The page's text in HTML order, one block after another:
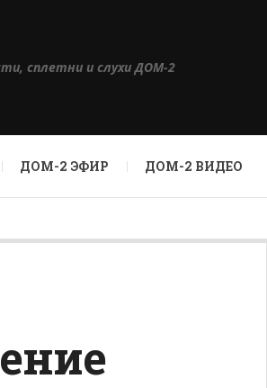
сплетни и слухи ДОМ-2
ДОМ-2 ЭФИР ДОМ-2 ВИДЕО